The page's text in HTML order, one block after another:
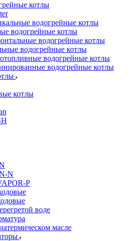
котлы
водогрейные котлы
водогрейные котлы
водогрейные котлы
водогрейные котлы
водогрейные котлы
водогрейные котлы
котлы
N
P
воде
масле